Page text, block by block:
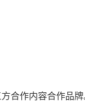
合作内容合作品